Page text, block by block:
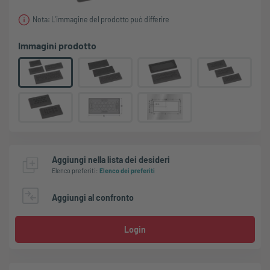
Nota: L'immagine del prodotto può differire
Immagini prodotto
Aggiungi nella lista dei desideri
Elenco preferiti:Elenco dei preferiti
Aggiungi al confronto
Login